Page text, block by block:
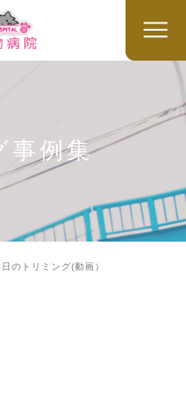
事例集
日のトリミング(動画）